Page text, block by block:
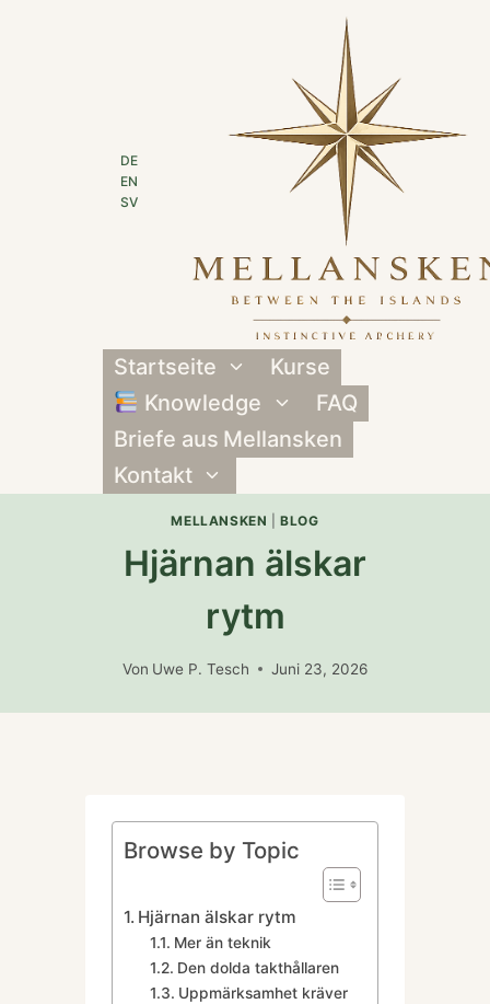
DE
EN
SV
Startseite
Untermenü
umschalten
Kurse
Knowledge
Untermenü
umschalten
FAQ
Briefe aus Mellansken
Kontakt
umschalten
MELLANSKEN |BLOG
Hjärnan älskar
rytm
Von Uwe P. Tesch Juni 23, 2026
Browse by Topic
Hjärnan älskar rytm
Mer än teknik
Den dolda takthållaren
Uppmärksamhet kräver